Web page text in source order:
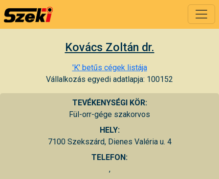
Kovács Zoltán dr.
'K' betűs cégek listája
Vállalkozás egyedi adatlapja: 100152
TEVÉKENYSÉGI KÖR:
Fül-orr-gége szakorvos
HELY:
7100 Szekszárd, Dienes Valéria u. 4
TELEFON:
,